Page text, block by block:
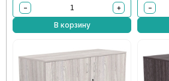
−
+
В корзину
−